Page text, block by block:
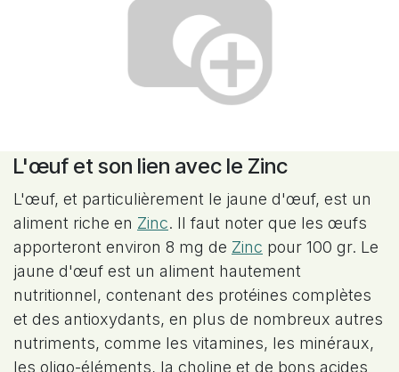
L'œuf et son lien avec le Zinc
L'œuf, et particulièrement le jaune d'œuf, est un
aliment riche en Zinc. Il faut noter que les œufs
apporteront environ 8 mg de Zinc pour 100 gr. Le
jaune d'œuf est un aliment hautement
nutritionnel, contenant des protéines complètes
et des antioxydants, en plus de nombreux autres
nutriments, comme les vitamines, les minéraux,
les oligo-éléments, la choline et de bons acides